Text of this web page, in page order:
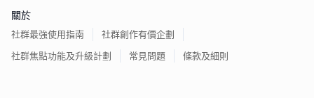
關於
社群最強使用指南
社群創作有價企劃
社群焦點功能及升級計劃
常見問題 條款及細則